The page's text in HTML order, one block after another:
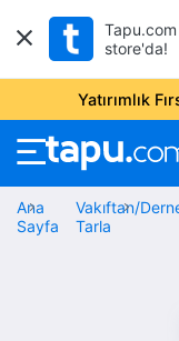
store'da!
Yatırımlık
Ana
Sayfa
Vakıftan/
Tarla